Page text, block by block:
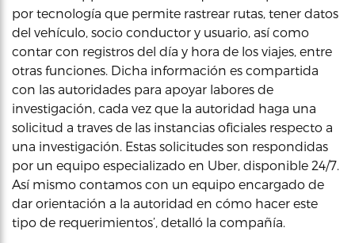
por tecnología que permite rastrear rutas, tener datos
del vehículo, socio conductor y usuario, así como
contar con registros del día y hora de los viajes, entre
otras funciones. Dicha información es compartida
con las autoridades para apoyar labores de
investigación, cada vez que la autoridad haga una
solicitud a traves de las instancias oficiales respecto a
una investigación. Estas solicitudes son respondidas
por un equipo especializado en Uber, disponible 24/7.
Así mismo contamos con un equipo encargado de
dar orientación a la autoridad en cómo hacer este
tipo de requerimientos’, detalló la compañía.